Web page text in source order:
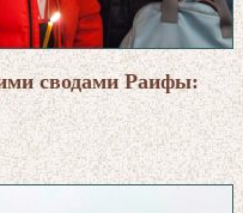
сводами Раифы: